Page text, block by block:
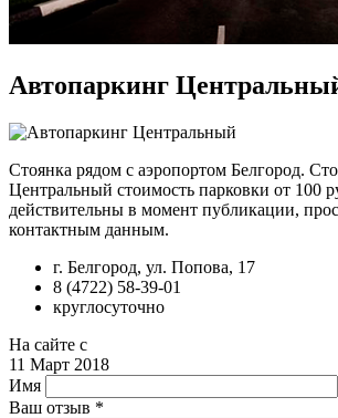
Автопаркинг
Стоянка рядом с аэропортом Белгород.
Центральный стоимость парковки от 100
действительны в момент публикации,
контактным данным.
г. Белгород, ул. Попова, 17
8 (4722) 58-39-01
круглосуточно
На сайте с
11 Март 2018
Имя
Ваш отзыв *